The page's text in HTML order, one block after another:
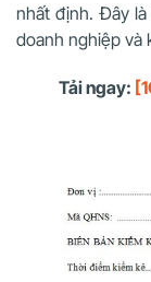
nhất định. Đây
doanh nghiệp và
Tải ngay: